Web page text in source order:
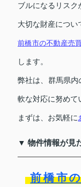
ブルになるリスク
大切な財産につい
前橋市の不動産売
します。
弊社は、群馬県
軟な対応に努めて
まずは、お気軽に
▼ 物件情報が見
前橋市